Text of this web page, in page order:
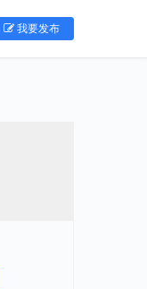
我要发布